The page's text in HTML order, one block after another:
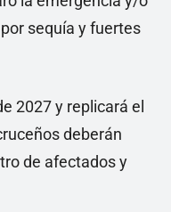
sequía y fuertes
2027 y replicará el
deberán
de afectados y